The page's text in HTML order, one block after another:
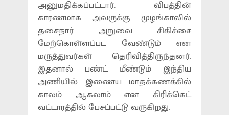
அனுமதிக்கப்பட்டார். விபத்தின்
காரணமாக அவருக்கு முழங்காலில்
தசைநார் அறுவை சிகிச்சை
மேற்கொள்ளப்பட வேண்டும் என
மருத்துவர்கள் தெரிவித்திருந்தனர்.
இதனால் பண்ட் மீண்டும் இந்திய
அணியில் இணைய மாதக்கணக்கில்
காலம் ஆகலாம் என கிரிக்கெட்
வட்டாரத்தில் பேசப்பட்டு வருகிறது.